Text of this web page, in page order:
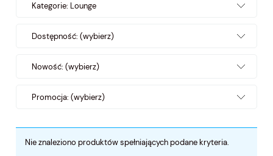
Kategorie: Lounge
Dostępność: (wybierz)
Nowość: (wybierz)
Promocja: (wybierz)
Nie znaleziono produktów spełniających podane kryteria.